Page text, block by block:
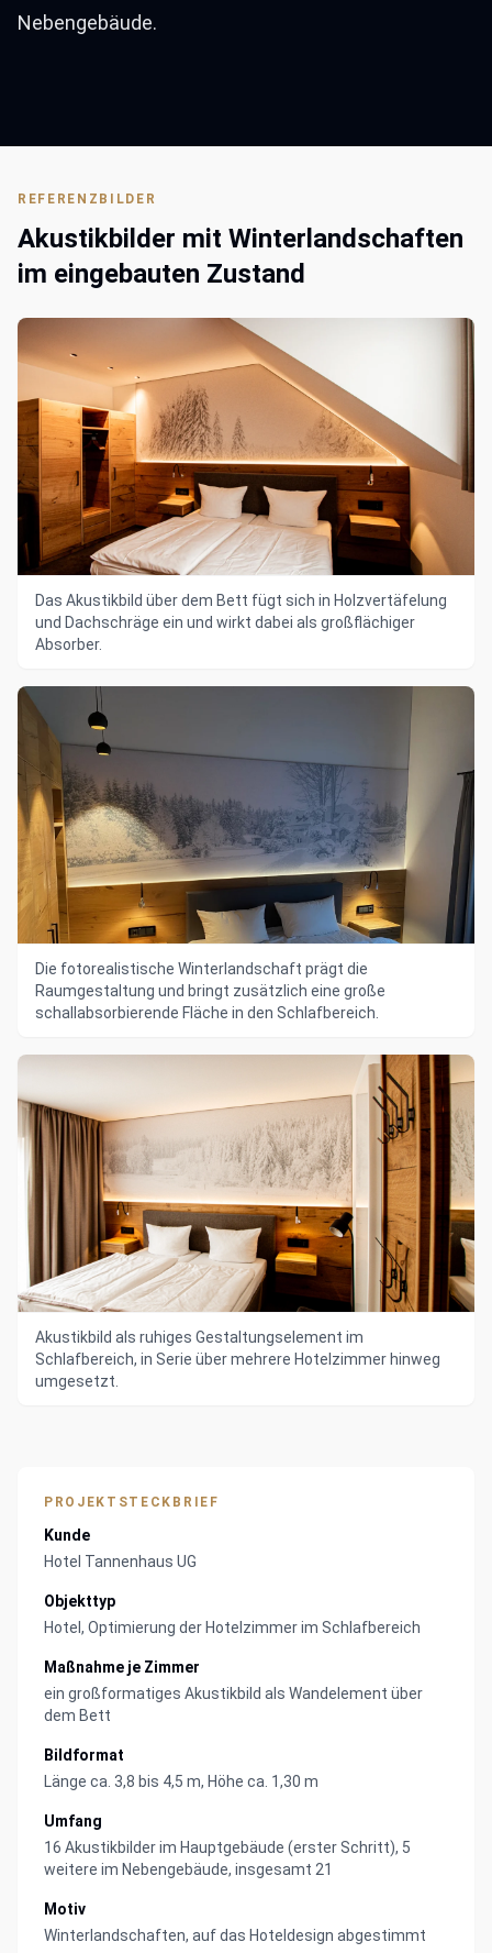
Nebengebäude.
REFERENZBILDER
Akustikbilder mit Winterlandschaften
im eingebauten Zustand
Das Akustikbild über dem Bett fügt sich in Holzvertäfelung
und Dachschräge ein und wirkt dabei als großflächiger
Absorber.
Die fotorealistische Winterlandschaft prägt die
Raumgestaltung und bringt zusätzlich eine große
schallabsorbierende Fläche in den Schlafbereich.
Akustikbild als ruhiges Gestaltungselement im
Schlafbereich, in Serie über mehrere Hotelzimmer hinweg
umgesetzt.
PROJEKTSTECKBRIEF
Kunde
Hotel Tannenhaus UG
Objekttyp
Hotel, Optimierung der Hotelzimmer im Schlafbereich
Maßnahme je Zimmer
ein großformatiges Akustikbild als Wandelement über
dem Bett
Bildformat
Länge ca. 3,8 bis 4,5 m, Höhe ca. 1,30 m
Umfang
16 Akustikbilder im Hauptgebäude (erster Schritt), 5
weitere im Nebengebäude, insgesamt 21
Motiv
Winterlandschaften, auf das Hoteldesign abgestimmt